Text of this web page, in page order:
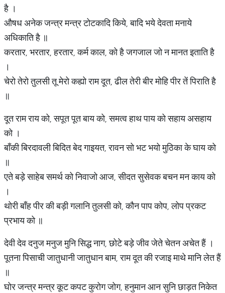
है ।
औषध अनेक जन्त्र मन्त्र टोटकादि किये, बादि भये देवता मनाये
अधिकाति है ॥
करतार, भरतार, हरतार, कर्म काल, को है जगजाल जो न मानत इताति है
।
चेरो तेरो तुलसी तू मेरो कह्यो राम दूत, ढील तेरी बीर मोहि पीर तें पिराति है
॥
दूत राम राय को, सपूत पूत बाय को, समत्व हाथ पाय को सहाय असहाय
को ।
बाँकी बिरदावली बिदित बेद गाइयत, रावन सो भट भयो मुठिका के घाय को
॥
एते बड़े साहेब समर्थ को निवाजो आज, सीदत सुसेवक बचन मन काय को
।
थोरी बाँह पीर की बड़ी गलानि तुलसी को, कौन पाप कोप, लोप प्रकट
प्रभाय को ॥
देवी देव दनुज मनुज मुनि सिद्ध नाग, छोटे बड़े जीव जेते चेतन अचेत हैं ।
पूतना पिसाची जातुधानी जातुधान बाम, राम दूत की रजाइ माथे मानि लेत हैं
॥
घोर जन्त्र मन्त्र कूट कपट कुरोग जोग, हनुमान आन सुनि छाड़त निकेत